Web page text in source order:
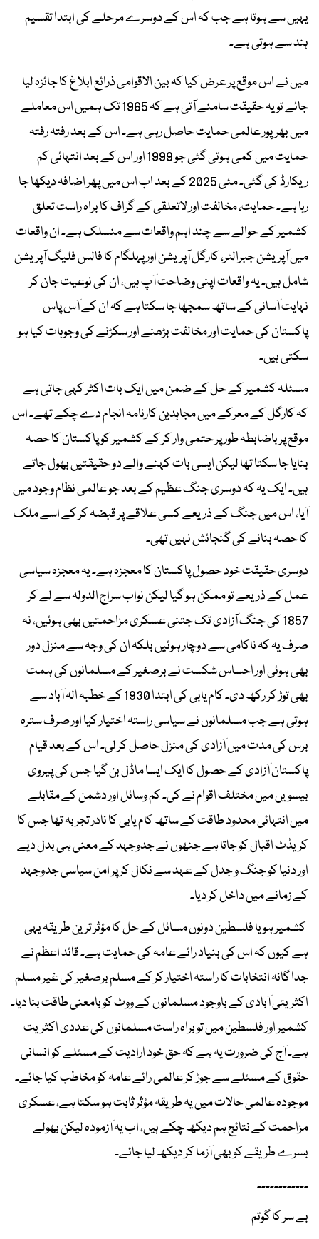
یہیں سے ہوتا ہے جب کہ اس کے دوسرے مرحلے کی ابتدا تقسیم
ہند سے ہوتی ہے۔
میں نے اس موقع پر عرض کیا کہ بین الاقوامی ذرائع ابلاغ کا جائزہ لیا
جائے تو یہ حقیقت سامنے آتی ہے کہ 1965 تک ہمیں اس معاملے
میں بھرپور عالمی حمایت حاصل رہی ہے۔ اس کے بعد رفتہ رفتہ
حمایت میں کمی ہوتی گئی جو 1999 اور اس کے بعد انتہائی کم
ریکارڈ کی گئی۔ مئی 2025 کے بعد اب اس میں پھر اضافہ دیکھا جا
رہا ہے۔ حمایت، مخالفت اور لاتعلقی کے گراف کا براہ راست تعلق
کشمیر کے حوالے سے چند اہم واقعات سے منسلک ہے۔ ان واقعات
میں آپریشن جبرالٹر، کارگل آپریشن اور پہلگام کا فالس فلیگ آپریشن
شامل ہیں۔ یہ واقعات اپنی وضاحت آپ ہیں، ان کی نوعیت جان کر
نہایت آسانی کے ساتھ سمجھا جا سکتا ہے کہ ان کے آس پاس
پاکستان کی حمایت اور مخالفت بڑھنے اور سکڑنے کی وجوہات کیا ہو
سکتی ہیں۔
مسئلہ کشمیر کے حل کے ضمن میں ایک بات اکثر کہی جاتی ہے
کہ کارگل کے معرکے میں مجاہدین کارنامہ انجام دے چکے تھے۔ اس
موقع پر باضابطہ طور پر حتمی وار کر کے کشمیر کو پاکستان کا حصہ
بنایا جا سکتا تھا لیکن ایسی بات کہنے والے دو حقیقتیں بھول جاتے
ہیں۔ ایک یہ کہ دوسری جنگ عظیم کے بعد جو عالمی نظام وجود میں
آیا، اس میں جنگ کے ذریعے کسی علاقے پر قبضہ کر کے اسے ملک
کا حصہ بنانے کی گنجائش نہیں تھی۔
دوسری حقیقت خود حصول پاکستان کا معجزہ ہے۔ یہ معجزہ سیاسی
عمل کے ذریعے تو ممکن ہو گیا لیکن نواب سراج الدولہ سے لے کر
1857 کی جنگ آزادی تک جتنی عسکری مزاحمتیں بھی ہوئیں، نہ
صرف یہ کہ ناکامی سے دوچار ہوئیں بلکہ ان کی وجہ سے منزل دور
بھی ہوئی اور احساس شکست نے برصغیر کے مسلمانوں کی ہمت
بھی توڑ کر رکھ دی۔ کام یابی کی ابتدا 1930 کے خطبہ الہ آباد سے
ہوتی ہے جب مسلمانوں نے سیاسی راستہ اختیار کیا اور صرف سترہ
برس کی مدت میں آزادی کی منزل حاصل کر لی۔ اس کے بعد قیام
پاکستان آزادی کے حصول کا ایک ایسا ماڈل بن گیا جس کی پیروی
بیسویں میں مختلف اقوام نے کی۔ کم وسائل اور دشمن کے مقابلے
میں انتہائی محدود طاقت کے ساتھ کام یابی کا نادر تجربہ تھا جس کا
کریڈٹ اقبال کو جاتا ہے جنھوں نے جدوجہد کے معنی ہی بدل دیے
اور دنیا کو جنگ و جدل کے عہد سے نکال کر پر امن سیاسی جدوجہد
کے زمانے میں داخل کر دیا۔
کشمیر ہو یا فلسطین دونوں مسائل کے حل کا مؤثر ترین طریقہ یہی
ہے کیوں کہ اس کی بنیاد رائے عامہ کی حمایت ہے۔ قائد اعظم نے
جدا گانہ انتخابات کا راستہ اختیار کر کے مسلم برصغیر کی غیر مسلم
اکثریتی آبادی کے باوجود مسلمانوں کے ووٹ کو بامعنی طاقت بنا دیا۔
کشمیر اور فلسطین میں تو براہ راست مسلمانوں کی عددی اکثریت
ہے۔ آج کی ضرورت یہ ہے کہ حق خود ارادیت کے مسئلے کو انسانی
حقوق کے مسئلے سے جوڑ کر عالمی رائے عامہ کو مخاطب کیا جائے۔
موجودہ عالمی حالات میں یہ طریقہ مؤثر ثابت ہو سکتا ہے، عسکری
مزاحمت کے نتائج ہم دیکھ چکے ہیں، اب یہ آزمودہ لیکن بھولے
بسرے طریقے کو بھی آزما کر دیکھ لیا جائے۔
۔۔۔۔۔۔۔۔۔۔۔۔
بے سر کا گوتم